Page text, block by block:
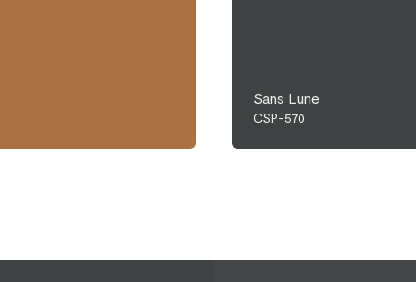
Sans Lune
CSP-570